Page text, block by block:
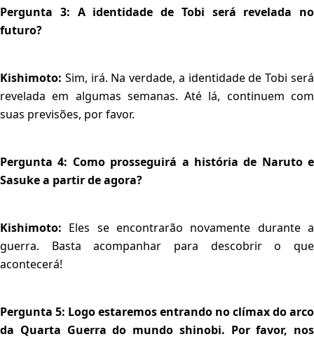
Pergunta 3: A identidade de Tobi será revelada no
futuro?
Kishimoto: Sim, irá. Na verdade, a identidade de Tobi será
revelada em algumas semanas. Até lá, continuem com
suas previsões, por favor.
Pergunta 4: Como prosseguirá a história de Naruto e
Sasuke a partir de agora?
Kishimoto: Eles se encontrarão novamente durante a
guerra. Basta acompanhar para descobrir o que
acontecerá!
Pergunta 5: Logo estaremos entrando no clímax do arco
da Quarta Guerra do mundo shinobi. Por favor, nos